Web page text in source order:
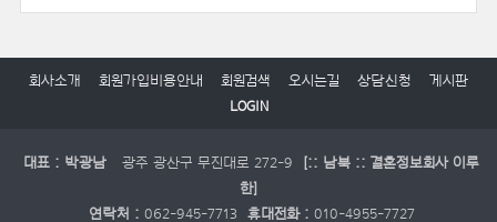
회사소개 회원가입비용안내 회원검색 오시는길 상담신청
게시판
LOGIN
대표 : 박광남 광주 광산구 무진대로 272-9
[:: 남북 :: 결혼정보회사 이루
한]
연락처 : 062-945-7713 휴대전화 : 010-4955-7727